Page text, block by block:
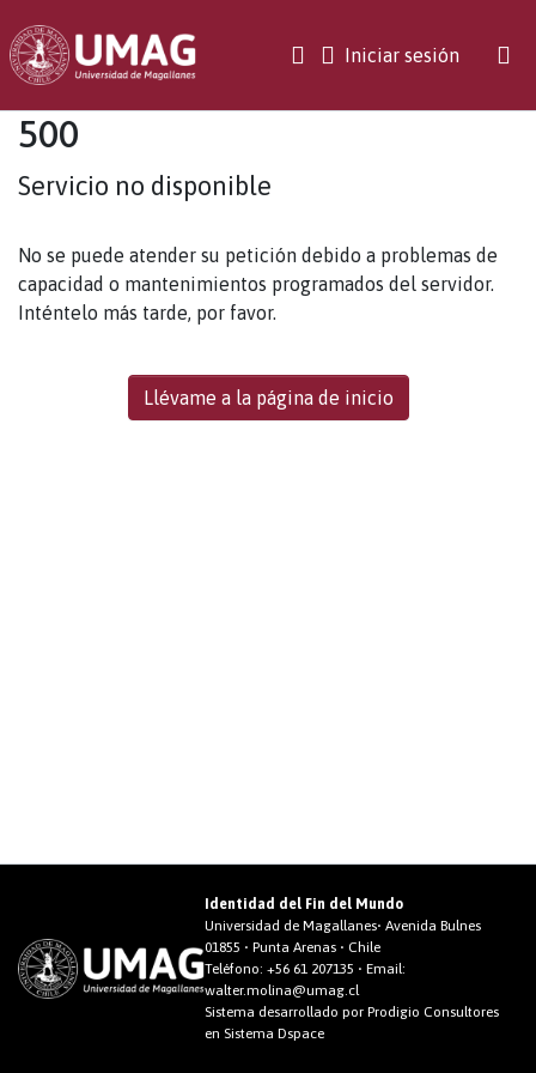
Iniciar sesión(current)
500
Servicio no disponible
No se puede atender su petición debido a problemas de
capacidad o mantenimientos programados del servidor.
Inténtelo más tarde, por favor.
Llévame a la página de inicio
Identidad del Fin del Mundo
Universidad de Magallanes• Avenida Bulnes
01855 • Punta Arenas • Chile
Teléfono:+56 61 207135 • Email:
walter.molina@umag.cl
Sistema desarrollado por Prodigio Consultores
en Sistema Dspace